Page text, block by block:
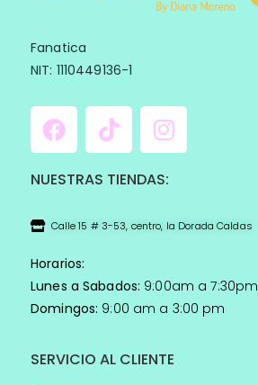
Fanatica
NIT: 1110449136-1
NUESTRAS TIENDAS:
Calle 15 # 3-53, centro, la Dorada Caldas
Horarios:
Lunes a Sabados: 9:00am a 7:30pm
Domingos: 9:00 am a 3:00 pm
SERVICIO AL CLIENTE